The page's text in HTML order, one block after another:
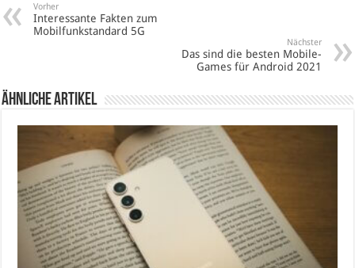
Vorher
Interessante Fakten zum
Mobilfunkstandard 5G
Nächster
Das sind die besten Mobile-
Games für Android 2021
Ähnliche Artikel